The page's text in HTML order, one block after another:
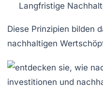
Langfristige
Diese Prinzipien bilden
nachhaltigen